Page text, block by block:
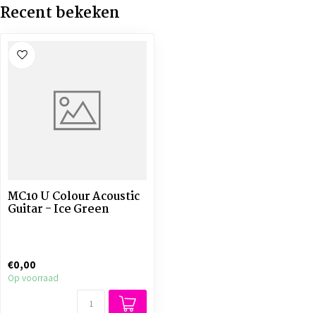
Recent bekeken
MC10 U Colour Acoustic
Guitar - Ice Green
€0,00
Op voorraad